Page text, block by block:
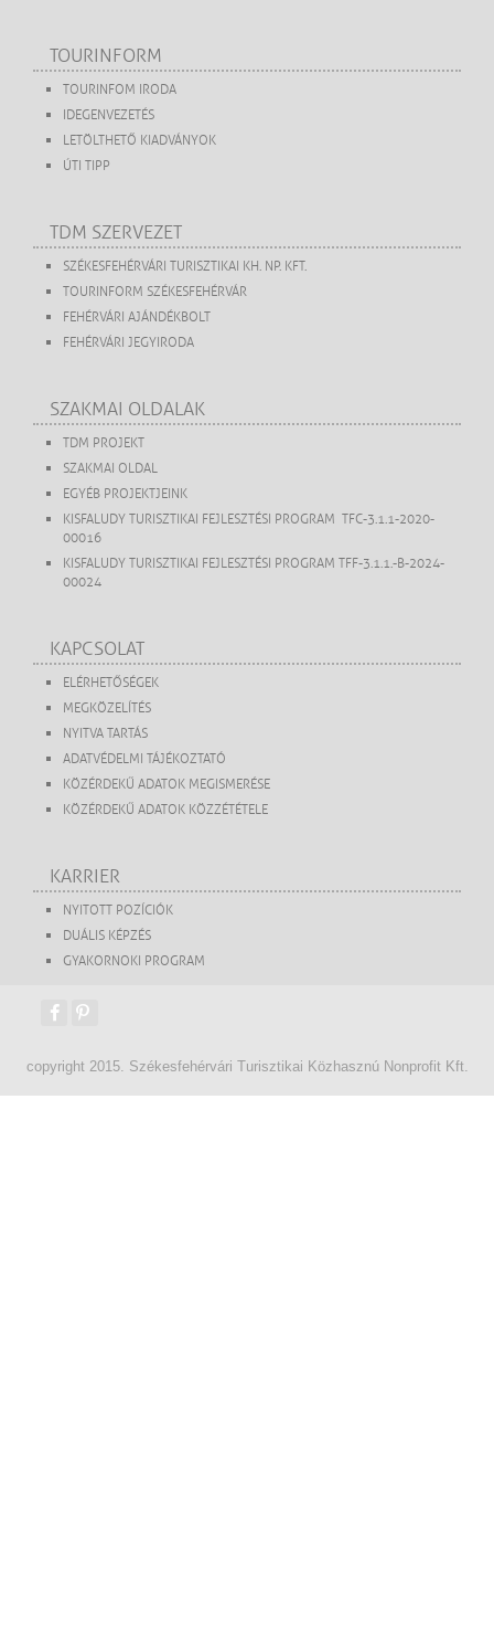
TOURINFORM
TOURINFOM IRODA
IDEGENVEZETÉS
LETÖLTHETŐ KIADVÁNYOK
ÚTI TIPP
TDM SZERVEZET
SZÉKESFEHÉRVÁRI TURISZTIKAI KH. NP. KFT.
TOURINFORM SZÉKESFEHÉRVÁR
FEHÉRVÁRI AJÁNDÉKBOLT
FEHÉRVÁRI JEGYIRODA
SZAKMAI OLDALAK
TDM PROJEKT
SZAKMAI OLDAL
EGYÉB PROJEKTJEINK
KISFALUDY TURISZTIKAI FEJLESZTÉSI PROGRAM TFC-3.1.1-2020-
00016
KISFALUDY TURISZTIKAI FEJLESZTÉSI PROGRAM TFF-3.1.1.-B-2024-
00024
KAPCSOLAT
ELÉRHETŐSÉGEK
MEGKÖZELÍTÉS
NYITVA TARTÁS
ADATVÉDELMI TÁJÉKOZTATÓ
KÖZÉRDEKŰ ADATOK MEGISMERÉSE
KÖZÉRDEKŰ ADATOK KÖZZÉTÉTELE
KARRIER
NYITOTT POZÍCIÓK
DUÁLIS KÉPZÉS
GYAKORNOKI PROGRAM
copyright 2015. Székesfehérvári Turisztikai Közhasznú Nonprofit Kft.